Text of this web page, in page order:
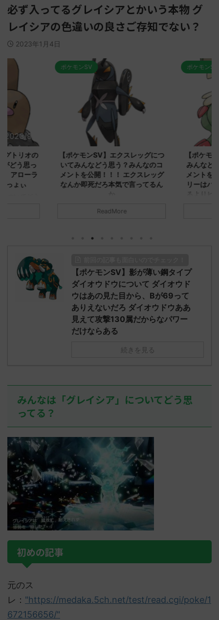
必ず入ってるグレイシアとかいう本物 グ
レイシアの色違いの良さご存知でない？
2023年1月4日
2023/9/8
トリオの
どう思っ
アローラ
っょぃ
リージョ
ただダグト
れたウミト
ポケモンSV
【ポケモンSV】エクスレッグにつ
いてみんなどう思う？みんなのコ
メントを公開！！！ エクスレッグ
なんか即死だろ本気で言ってるん
う思ってる？ 初めの記事 元のス
01:07:00.69ID:oUI00NrJ0 エクスレ
ッグヘルムかっこいいから助かる 名
無しさん0971 0971 名無しさん、君に
決めた！ (ﾜｯﾁｮｲW b524-NwUu)
2023/06/28(水 ...
ReadMore
ポケモンSV
【ポケモ
みんなど
メントを
リーはバ
るよりビ
2023/06/
え忘れたガ
たラウドボ
しさん0624
決めた！ (ﾜ
【ポケモンSV】影が薄い鋼タイプ
ダイオウドウについて ダイオウド
ウはあの見た目から、Bが69って
ありえないだろ ダイオウドウああ
見えて攻撃130属だからなパワー
だけならある
続きを見る
みんなは「グレイシア」についてどう思
ってる？
初めの記事
元のス
レ： "https://medaka.5ch.net/test/read.cgi/poke/1
672156656/"